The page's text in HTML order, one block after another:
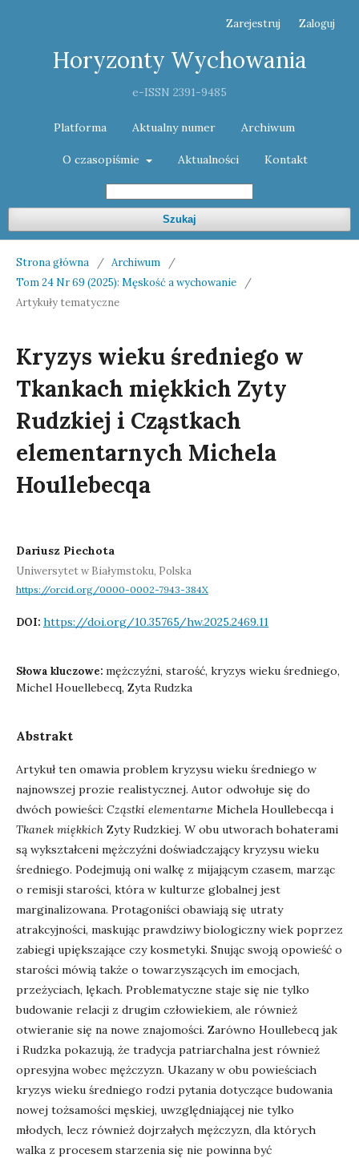
Horyzonty Wychowania
e-ISSN 2391-9485
Platforma Aktualny numer Archiwum
O czasopiśmie Aktualności Kontakt
Szukaj
Zarejestruj Zaloguj
Strona główna / Archiwum
/
Tom 24 Nr 69 (2025): Męskość a wychowanie
/
Artykuły tematyczne
Kryzys wieku średniego w
Tkankach miękkich Zyty
Rudzkiej i Cząstkach
elementarnych Michela
Houllebecqa
Dariusz Piechota
Uniwersytet w Białymstoku, Polska
https://orcid.org/0000-0002-7943-384X
DOI: https://doi.org/10.35765/hw.2025.2469.11
Słowa kluczowe: mężczyźni, starość, kryzys wieku średniego,
Michel Houellebecq, Zyta Rudzka
Abstrakt
Artykuł ten omawia problem kryzysu wieku średniego w
najnowszej prozie realistycznej. Autor odwołuje się do
dwóch powieści: Cząstki elementarne Michela Houllebecqa i
Tkanek miękkich Zyty Rudzkiej. W obu utworach bohaterami
są wykształceni mężczyźni doświadczający kryzysu wieku
średniego. Podejmują oni walkę z mijającym czasem, marząc
o remisji starości, która w kulturze globalnej jest
marginalizowana. Protagoniści obawiają się utraty
atrakcyjności, maskując prawdziwy biologiczny wiek poprzez
zabiegi upiększające czy kosmetyki. Snując swoją opowieść o
starości mówią także o towarzyszących im emocjach,
przeżyciach, lękach. Problematyczne staje się nie tylko
budowanie relacji z drugim człowiekiem, ale również
otwieranie się na nowe znajomości. Zarówno Houllebecq jak
i Rudzka pokazują, że tradycja patriarchalna jest również
opresyjna wobec mężczyzn. Ukazany w obu powieściach
kryzys wieku średniego rodzi pytania dotyczące budowania
nowej tożsamości męskiej, uwzględniającej nie tylko
młodych, lecz również dojrzałych mężczyzn, dla których
walka z procesem starzenia się nie powinna być